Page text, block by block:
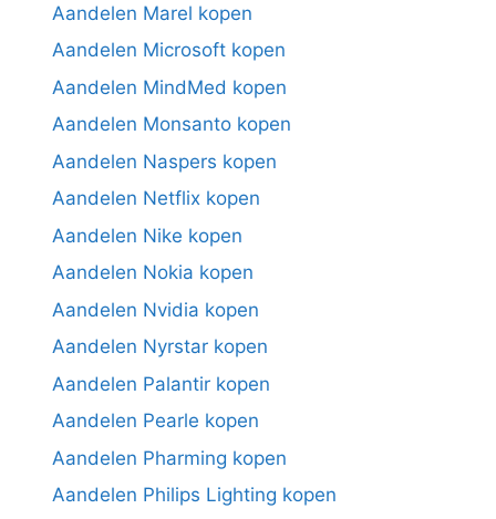
Aandelen Marel kopen
Aandelen Microsoft kopen
Aandelen MindMed kopen
Aandelen Monsanto kopen
Aandelen Naspers kopen
Aandelen Netflix kopen
Aandelen Nike kopen
Aandelen Nokia kopen
Aandelen Nvidia kopen
Aandelen Nyrstar kopen
Aandelen Palantir kopen
Aandelen Pearle kopen
Aandelen Pharming kopen
Aandelen Philips Lighting kopen